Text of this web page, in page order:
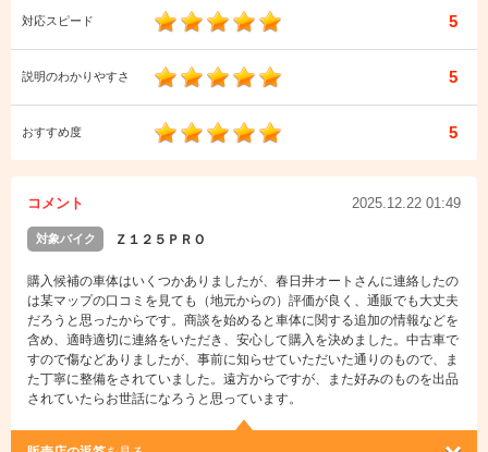
対応スピード 5
説明のわかりやすさ 5
おすすめ度 5
コメント 2025.12.22 01:49
対象バイク Ｚ１２５ＰＲＯ
購入候補の車体はいくつかありましたが、春日井オートさんに連絡したの
は某マップの口コミを見ても（地元からの）評価が良く、通販でも大丈夫
だろうと思ったからです。商談を始めると車体に関する追加の情報などを
含め、適時適切に連絡をいただき、安心して購入を決めました。中古車で
すので傷などありましたが、事前に知らせていただいた通りのもので、ま
た丁寧に整備をされていました。遠方からですが、また好みのものを出品
されていたらお世話になろうと思っています。